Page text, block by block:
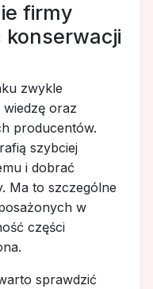
firmy
konserwacji
zwykle
wiedzę oraz
producentów.
szybciej
i dobrać
Ma to szczególne
w
części
sprawdzić